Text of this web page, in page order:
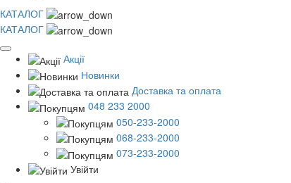
КАТАЛОГ
КАТАЛОГ
Акції
Новинки
Доставка та оплата
048 233 2000
050-233-2000
068-233-2000
073-233-2000
Увійти